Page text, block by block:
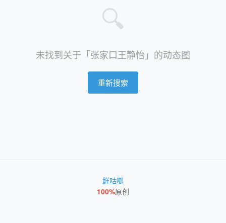
🔍
未找到关于「张家口王静怡」的动态图
重新搜索
鲜咕嘟
100%原创